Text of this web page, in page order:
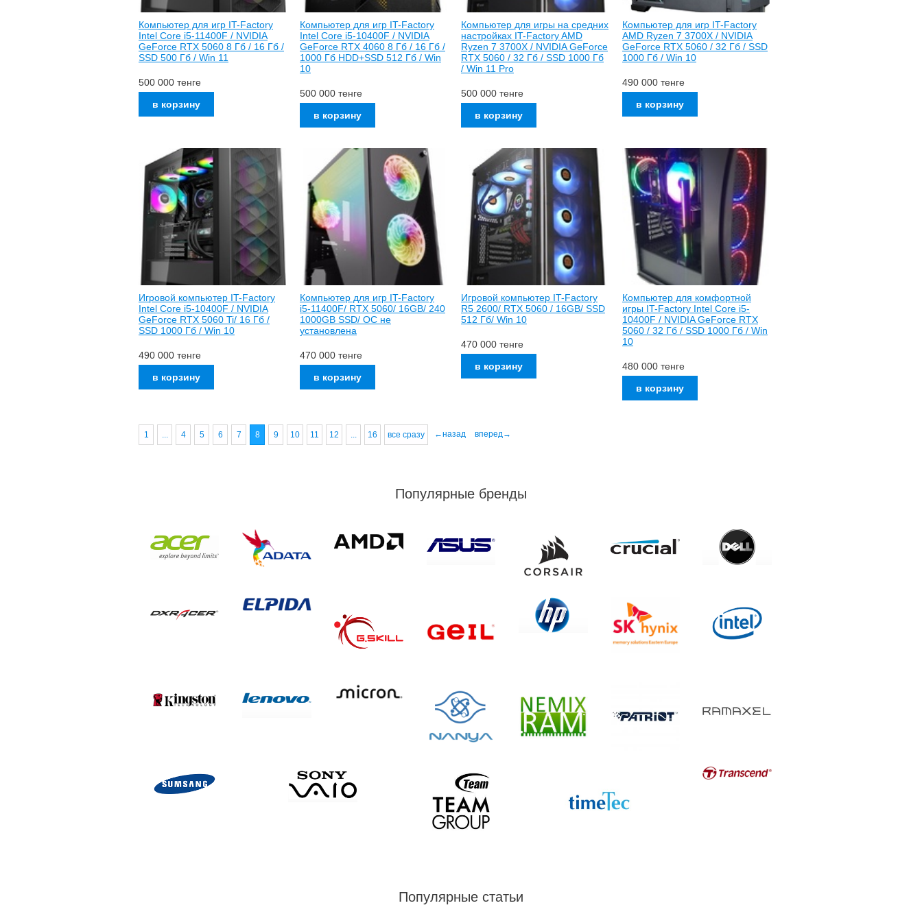
Компьютер для игр IT-Factory
Intel Core i5-11400F / NVIDIA
GeForce RTX 5060 8 Гб / 16 Гб /
SSD 500 Гб / Win 11
500 000 тенге
Компьютер для игр IT-Factory
Intel Core i5-10400F / NVIDIA
GeForce RTX 4060 8 Гб / 16 Гб /
1000 Гб HDD+SSD 512 Гб / Win
10
500 000 тенге
Компьютер для игры на средних
настройках IT-Factory AMD
Ryzen 7 3700X / NVIDIA GeForce
RTX 5060 / 32 Гб / SSD 1000 Гб
/ Win 11 Pro
500 000 тенге
Компьютер для игр IT-Factory
AMD Ryzen 7 3700X / NVIDIA
GeForce RTX 5060 / 32 Гб / SSD
1000 Гб / Win 10
490 000 тенге
Игровой компьютер IT-Factory
Intel Core i5-10400F / NVIDIA
GeForce RTX 5060 Ti/ 16 Гб /
SSD 1000 Гб / Win 10
490 000 тенге
Компьютер для игр IT-Factory
i5-11400F/ RTX 5060/ 16GB/ 240
1000GB SSD/ ОС не
установлена
470 000 тенге
Игровой компьютер IT-Factory
R5 2600/ RTX 5060 / 16GB/ SSD
512 Гб/ Win 10
470 000 тенге
Компьютер для комфортной
игры IT-Factory Intel Core i5-
10400F / NVIDIA GeForce RTX
5060 / 32 Гб / SSD 1000 Гб / Win
10
480 000 тенге
1 ... 4 5 6 7 8 9 10 11 12 ... 16 все сразу ←назад вперед→
Популярные бренды
Популярные статьи